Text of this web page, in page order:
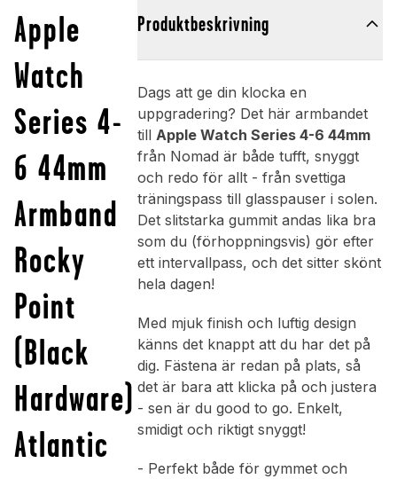
Apple
Watch
Series 4-
6 44mm
Armband
Rocky
Point
(Black
Hardware)
Atlantic
Produktbeskrivning
Dags att ge din klocka en
uppgradering? Det här armbandet
till Apple Watch Series 4-6 44mm
från Nomad är både tufft, snyggt
och redo för allt - från svettiga
träningspass till glasspauser i solen.
Det slitstarka gummit andas lika bra
som du (förhoppningsvis) gör efter
ett intervallpass, och det sitter skönt
hela dagen!
Med mjuk finish och luftig design
känns det knappt att du har det på
dig. Fästena är redan på plats, så
det är bara att klicka på och justera
- sen är du good to go. Enkelt,
smidigt och riktigt snyggt!
- Perfekt både för gymmet och